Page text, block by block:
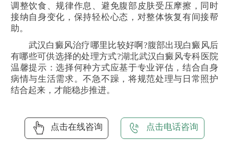
调整饮食、规律作息、避免腹部皮肤受压摩擦，同时
接纳自身变化，保持轻松心态，对整体恢复有间接帮
助。
武汉白癜风治疗哪里比较好啊?腹部出现白癜风后
有哪些可供选择的处理方式?湖北武汉白癜风专科医院
温馨提示：选择何种方式应基于专业评估，结合自身
病情与生活需求。不急不躁，将规范处理与日常照护
结合起来，才能稳步推进。
点击在线咨询 点击电话咨询